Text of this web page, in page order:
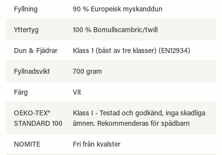
Fyllning 90 % Europeisk myskanddun
Yttertyg 100 % Bomullscambric/twill
Dun & Fjädrar Klass 1 (bäst av tre klasser) (EN12934)
Fyllnadsvikt 700 gram
Färg Vit
OEKO-TEX®
STANDARD 100
Klass I - Testad och godkänd, inga skadliga
ämnen. Rekommenderas för spädbarn
NOMITE Fri från kvalster